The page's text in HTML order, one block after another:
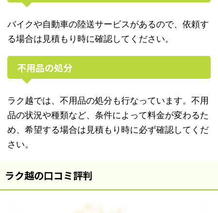
バイクや自動車の陸送サービスがあるので、依頼す
る場合は見積もり時に確認してください。
不用品の処分
ラク越では、不用品の処分も行なっています。不用
品の状況や種類など、条件によって料金が変わるた
め、希望する場合は見積もり時に必ず確認してくだ
さい。
ラク越の口コミ評判